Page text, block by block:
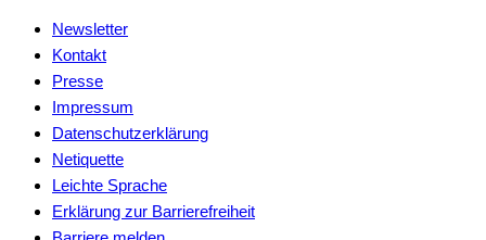
Newsletter
Kontakt
Presse
Impressum
Datenschutzerklärung
Netiquette
Leichte Sprache
Erklärung zur Barrierefreiheit